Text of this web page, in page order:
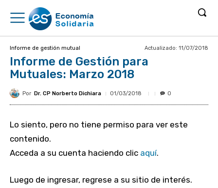
Informe de gestión mutual Actualizado: 11/07/2018
Informe de Gestión para
Mutuales: Marzo 2018
Por Dr. CP Norberto Dichiara 01/03/2018 0
Lo siento, pero no tiene permiso para ver este
contenido.
Acceda a su cuenta haciendo clic aquí.
Luego de ingresar, regrese a su sitio de interés.